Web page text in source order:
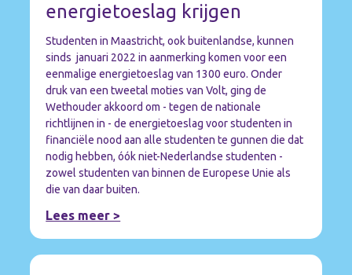
energietoeslag krijgen
Studenten in Maastricht, ook buitenlandse, kunnen
sinds januari 2022 in aanmerking komen voor een
eenmalige energietoeslag van 1300 euro. Onder
druk van een tweetal moties van Volt, ging de
Wethouder akkoord om - tegen de nationale
richtlijnen in - de energietoeslag voor studenten in
financiële nood aan alle studenten te gunnen die dat
nodig hebben, óók niet-Nederlandse studenten -
zowel studenten van binnen de Europese Unie als
die van daar buiten.
Lees meer >